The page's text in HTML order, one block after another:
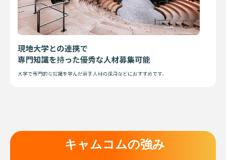
キャムコムの強み